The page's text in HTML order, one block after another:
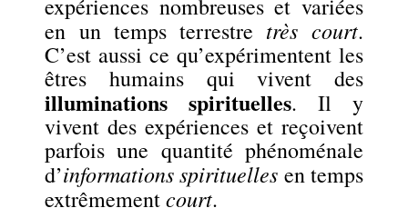
expériences nombreuses et variées
en un temps terrestre très court.
C’est aussi ce qu’expérimentent les
êtres humains qui vivent des
illuminations spirituelles. Il y
vivent des expériences et reçoivent
parfois une quantité phénoménale
d’informations spirituelles en temps
extrêmementcourt.